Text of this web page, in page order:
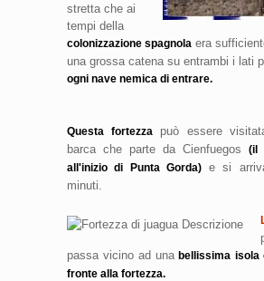
stretta che ai
tempi della
colonizzazione spagnola era
una grossa catena su entrambi i lati
ogni nave nemica di entrare.
Questa fortezza può essere
barca che parte da Cienfuegos (il
all'inizio di Punta Gorda) e si
minuti.
passa vicino ad una bellissima isola
fronte alla fortezza.